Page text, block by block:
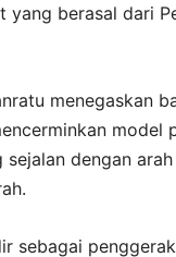
yang berasal dari
menegaskan
model
dengan
sebagai